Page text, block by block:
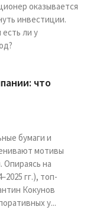
оказывается
инвестиции.
ли у
что
бумаги и
мотивы
на
гг.), топ-
Кокунов
у...